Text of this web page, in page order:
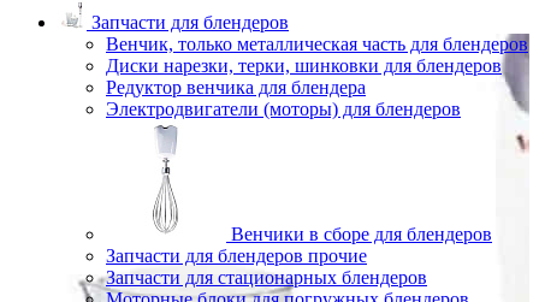
Запчасти для блендеров
Венчик, только металлическая часть для блендеров
Диски нарезки, терки, шинковки для блендеров
Редуктор венчика для блендера
Электродвигатели (моторы) для блендеров
Венчики в сборе для блендеров
Запчасти для блендеров прочие
Запчасти для стационарных блендеров